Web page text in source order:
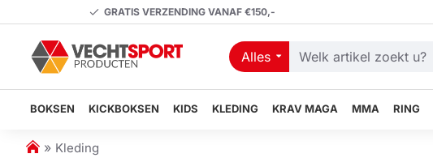
GRATIS VERZENDING VANAF €150,-
Alles
Welk
zoekt
BOKSEN KICKBOKSEN KIDS KLEDING KRAV MAGA MMA RING
h
Kleding